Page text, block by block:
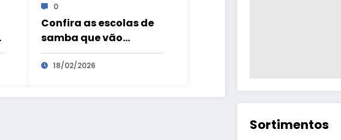
0
Confira as escolas de
samba que vão
participar do Desfile
das Campeãs do
de Janeiro
18/02/2026
Sortimentos